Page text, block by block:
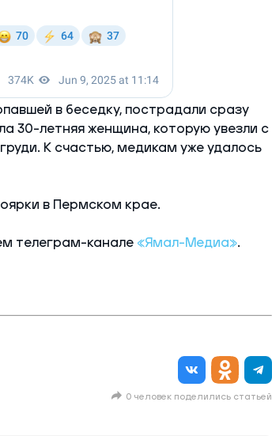
в беседку, пострадали сразу
30-летняя женщина, которую увезли с
К счастью, медикам уже удалось
в Пермском крае.
телеграм-канале «Ямал-Медиа».
0 человек поделились статьей